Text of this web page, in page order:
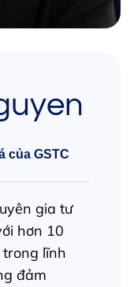
của GSTC
gia tư
hơn 10
lĩnh
đảm